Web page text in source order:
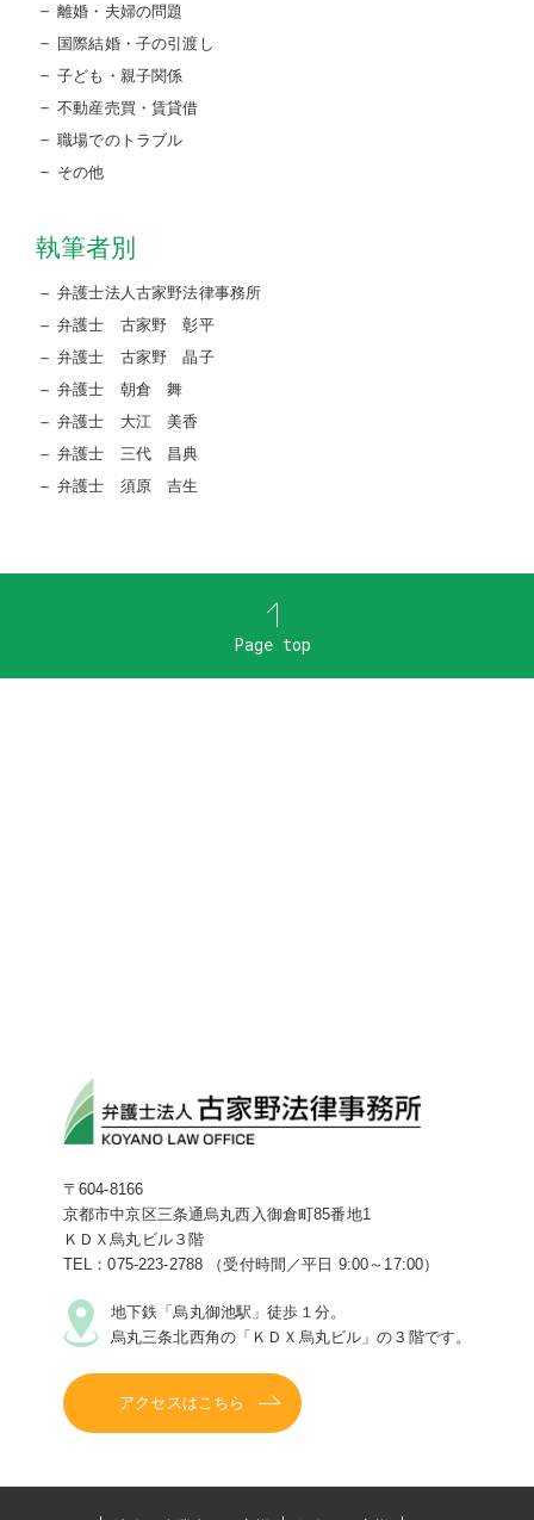
離婚・夫婦の問題
国際結婚・子の引渡し
子ども・親子関係
不動産売買・賃貸借
職場でのトラブル
その他
執筆者別
弁護士法人古家野法律事務所
弁護士 古家野 彰平
弁護士 古家野 晶子
弁護士 朝倉 舞
弁護士 大江 美香
弁護士 三代 昌典
弁護士 須原 吉生
Page top
〒604-8166
京都市中京区三条通烏丸西入御倉町85番地1
ＫＤＸ烏丸ビル３階
TEL：075-223-2788 （受付時間／平日 9:00～17:00）
地下鉄「烏丸御池駅」徒歩１分。
烏丸三条北西角の「ＫＤＸ烏丸ビル」の３階です。
アクセスはこちら